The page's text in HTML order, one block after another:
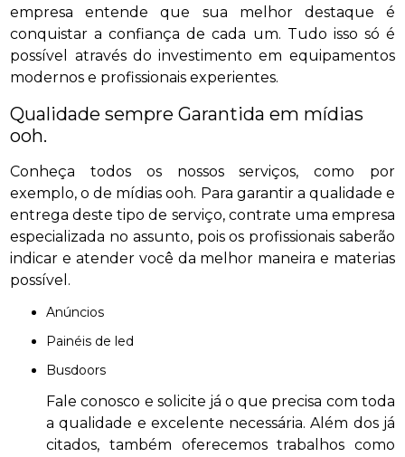
empresa entende que sua melhor destaque é
conquistar a confiança de cada um. Tudo isso só é
possível através do investimento em equipamentos
modernos e profissionais experientes.
Qualidade sempre Garantida em mídias
ooh.
Conheça todos os nossos serviços, como por
exemplo, o de mídias ooh. Para garantir a qualidade e
entrega deste tipo de serviço, contrate uma empresa
especializada no assunto, pois os profissionais saberão
indicar e atender você da melhor maneira e materias
possível.
anúncios
painéis de led
busdoors
Fale conosco e solicite já o que precisa com toda
a qualidade e excelente necessária. Além dos já
citados, também oferecemos trabalhos como